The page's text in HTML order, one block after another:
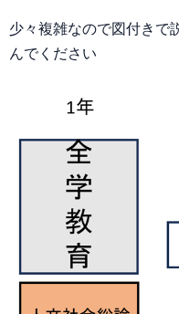
少々複雑なので図付きで
んでください